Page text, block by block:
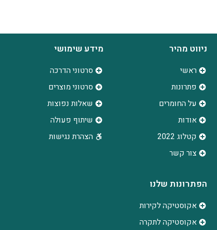
ניווט מהיר
ראשי
פתרונות
על החומרים
אודות
קטלוג 2022
צור קשר
מידע שימושי
סרטוני הדרכה
סרטוני מוצרים
שאלות נפוצות
שיתוף פעולה
הצהרת נגישות
הפתרונות שלנו
אקוסטיקה לקירות
אקוסטיקה לתקרה